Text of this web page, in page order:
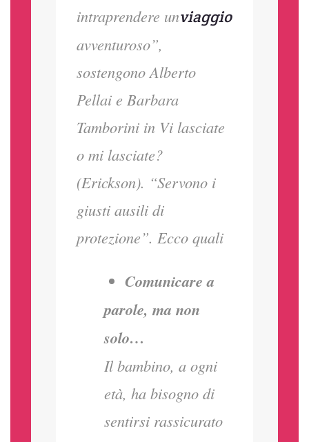
intraprendere unviaggio
avventuroso”,
sostengono Alberto
Pellai e Barbara
Tamborini in Vi lasciate
o mi lasciate?
(Erickson). “Servono i
giusti ausili di
protezione”. Ecco quali
Comunicare a
parole, ma non
solo…
Il bambino, a ogni
età, ha bisogno di
sentirsi rassicurato